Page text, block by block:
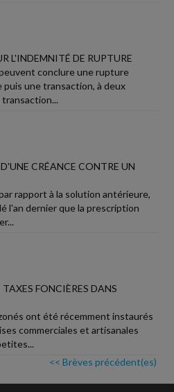
L'INDEMNITÉ DE RUPTURE
conclure une rupture
une transaction, à deux
CRÉANCE CONTRE UN
rapport à la solution antérieure,
l'an dernier que la prescription
FONCIÈRES DANS
ont été récemment instaurés
commerciales et artisanales
<< Brèves précédent(es)